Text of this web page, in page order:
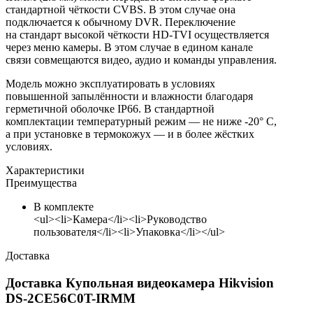
стандартной чёткости CVBS. В этом случае она
подключается к обычному DVR. Переключение
на стандарт высокой чёткости HD-TVI осуществляется
через меню камеры. В этом случае в едином канале
связи совмещаются видео, аудио и команды управления.
Модель можно эксплуатировать в условиях
повышенной запылённости и влажности благодаря
герметичной оболочке IP66. В стандартной
комплектации температурный режим — не ниже -20° C,
а при установке в термокожух — и в более жёстких
условиях.
Характеристики
Преимущества
В комплекте
<ul><li>Камера</li><li>Руководство
пользователя</li><li>Упаковка</li></ul>
Доставка
Доставка Купольная видеокамера Hikvision
DS-2CE56C0T-IRMM